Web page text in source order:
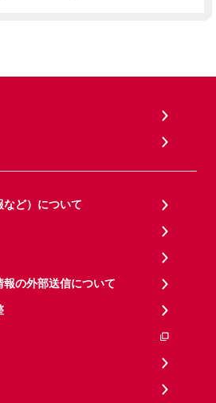
ど）について
の外部送信について